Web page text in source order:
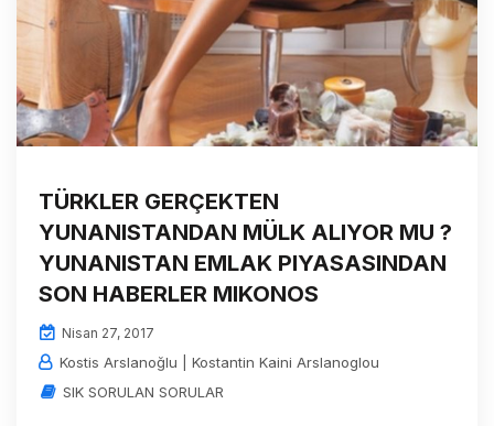
TÜRKLER GERÇEKTEN
YUNANISTANDAN MÜLK ALIYOR MU ?
YUNANISTAN EMLAK PIYASASINDAN
SON HABERLER MIKONOS
Nisan 27, 2017
Kostis Arslanoğlu | Kostantin Kaini Arslanoglou
SIK SORULAN SORULAR